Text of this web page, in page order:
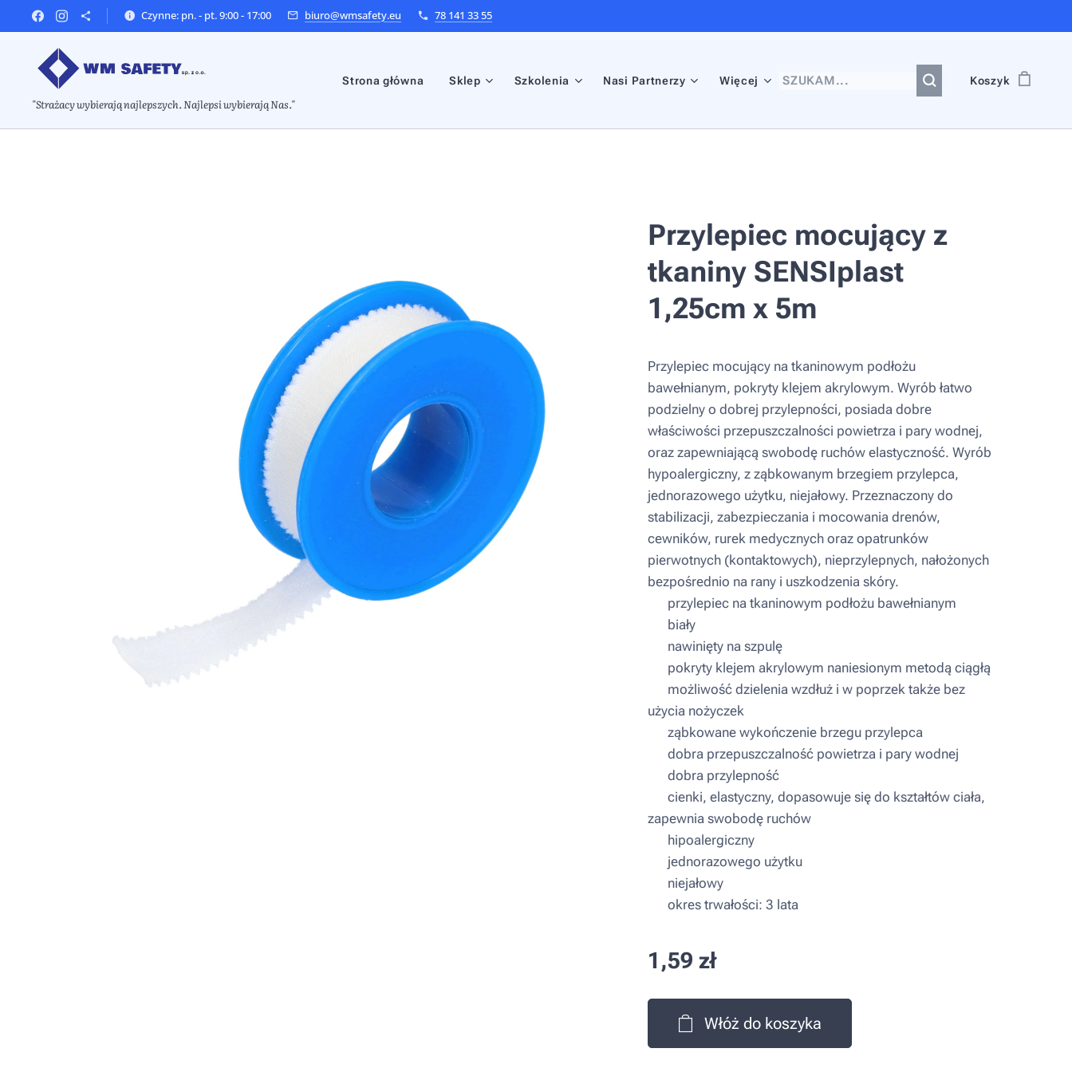
Czynne: pn. - pt. 9:00 - 17:00 biuro@wmsafety.eu 78 141 33 55
"Strażacy wybierają najlepszych. Najlepsi wybierają Nas."
Strona główna Sklep Szkolenia Nasi Partnerzy Więcej Koszyk
Przylepiec mocujący z
tkaniny SENSIplast
1,25cm x 5m
Przylepiec mocujący na tkaninowym podłożu
bawełnianym, pokryty klejem akrylowym. Wyrób łatwo
podzielny o dobrej przylepności, posiada dobre
właściwości przepuszczalności powietrza i pary wodnej,
oraz zapewniającą swobodę ruchów elastyczność. Wyrób
hypoalergiczny, z ząbkowanym brzegiem przylepca,
jednorazowego użytku, niejałowy. Przeznaczony do
stabilizacji, zabezpieczania i mocowania drenów,
cewników, rurek medycznych oraz opatrunków
pierwotnych (kontaktowych), nieprzylepnych, nałożonych
bezpośrednio na rany i uszkodzenia skóry.
▪ przylepiec na tkaninowym podłożu bawełnianym
▪ biały
▪ nawinięty na szpulę
▪ pokryty klejem akrylowym naniesionym metodą ciągłą
▪ możliwość dzielenia wzdłuż i w poprzek także bez
użycia nożyczek
▪ ząbkowane wykończenie brzegu przylepca
▪ dobra przepuszczalność powietrza i pary wodnej
▪ dobra przylepność
▪ cienki, elastyczny, dopasowuje się do kształtów ciała,
zapewnia swobodę ruchów
▪ hipoalergiczny
▪ jednorazowego użytku
▪ niejałowy
▪ okres trwałości: 3 lata
1,59 zł
Włóż do koszyka